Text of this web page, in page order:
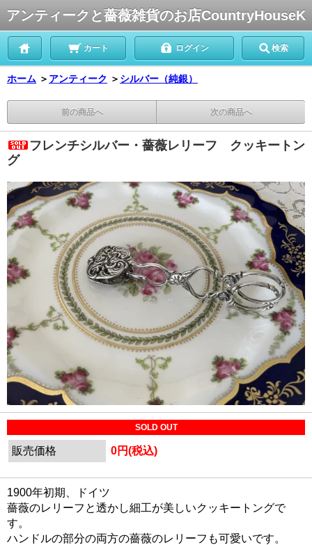
アンティークと薔薇雑貨のお店CountryHouseK
カート ログイン 検索
ホーム ＞ アンティーク ＞ シルバー（純銀）
前の商品へ 次の商品へ
フレンチシルバー・薔薇レリーフ クッキートン
グ
SOLD OUT
販売価格 0円(税込)
1900年初期、ドイツ
薔薇のレリーフと透かし細工が美しいクッキートングで
す。
ハンドルの部分の両方の薔薇のレリーフも可愛いです。